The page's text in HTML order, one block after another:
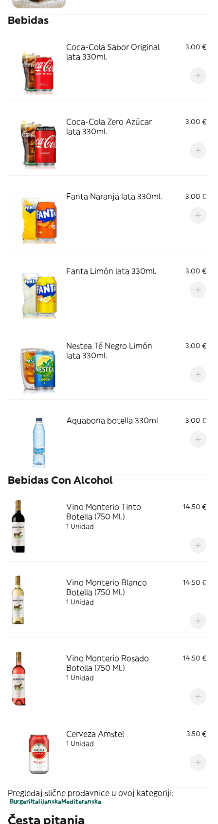
Bebidas
Coca-Cola Sabor Original
lata 330ml.
3,00 €
Coca-Cola Zero Azúcar
lata 330ml.
3,00 €
Fanta Naranja lata 330ml. 3,00 €
Fanta Limón lata 330ml. 3,00 €
Nestea Té Negro Limón
lata 330ml.
3,00 €
Aquabona botella 330ml 3,00 €
Bebidas Con Alcohol
Vino Monterio Tinto
Botella (750 Ml.)
14,50 €
1 Unidad
Vino Monterio Blanco
Botella (750 Ml.)
14,50 €
1 Unidad
Vino Monterio Rosado
Botella (750 Ml.)
14,50 €
1 Unidad
Cerveza Amstel
3,50 €
1 Unidad
Pregledaj slične prodavnice u ovoj kategoriji:
BurgeriItalijanskaMediteranska
Česta pitanja